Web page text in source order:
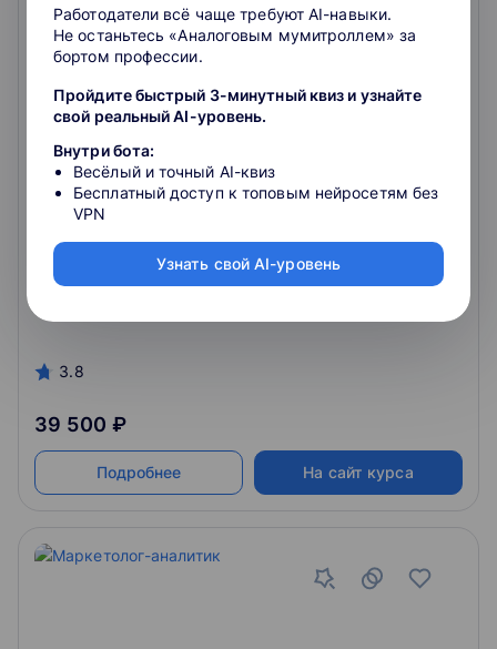
Онлайн-торговля и маркетплейсы
2.7
Программа повышения квалификации Факультет
финансов и банковского дела РАНХиГС
Очно-заочное обучение
3.8
39 500 ₽
Подробнее На сайт курса
Работодатели всё чаще требуют AI-навыки.
Не останьтесь «Аналоговым мумитроллем» за
бортом профессии.
Пройдите быстрый 3-минутный квиз и узнайте
свой реальный AI-уровень.
Внутри бота:
Весёлый и точный AI-квиз
Бесплатный доступ к топовым нейросетям без
VPN
Узнать свой AI-уровень